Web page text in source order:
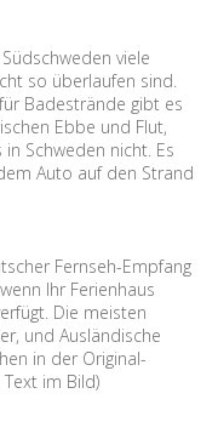
viele
so überlaufen sind.
Badestrände gibt es
Ebbe und Flut,
Schweden nicht. Es
Auto auf den Strand
Fernseh-Empfang
Ihr Ferienhaus
Die meisten
und Ausländische
in der Original-
im Bild)